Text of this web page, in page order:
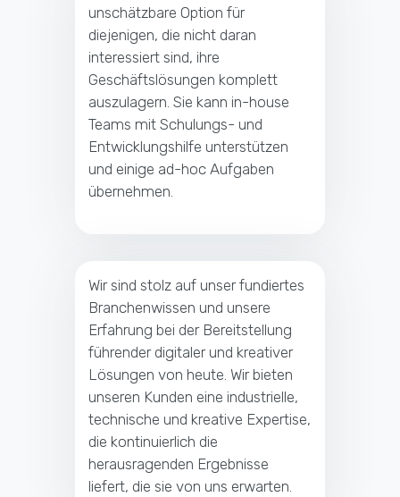
unschätzbare Option für
diejenigen, die nicht daran
interessiert sind, ihre
Geschäftslösungen komplett
auszulagern. Sie kann in-house
Teams mit Schulungs- und
Entwicklungshilfe unterstützen
und einige ad-hoc Aufgaben
übernehmen.
Wir sind stolz auf unser fundiertes
Branchenwissen und unsere
Erfahrung bei der Bereitstellung
führender digitaler und kreativer
Lösungen von heute. Wir bieten
unseren Kunden eine industrielle,
technische und kreative Expertise,
die kontinuierlich die
herausragenden Ergebnisse
liefert, die sie von uns erwarten.